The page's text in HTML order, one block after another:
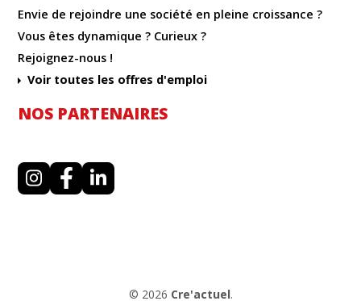
Envie de rejoindre une société en pleine croissance ?
Vous êtes dynamique ? Curieux ?
Rejoignez-nous !
Voir toutes les offres d'emploi
NOS PARTENAIRES
I
n
F
a
L
i
© 2026 Cre'actuel.